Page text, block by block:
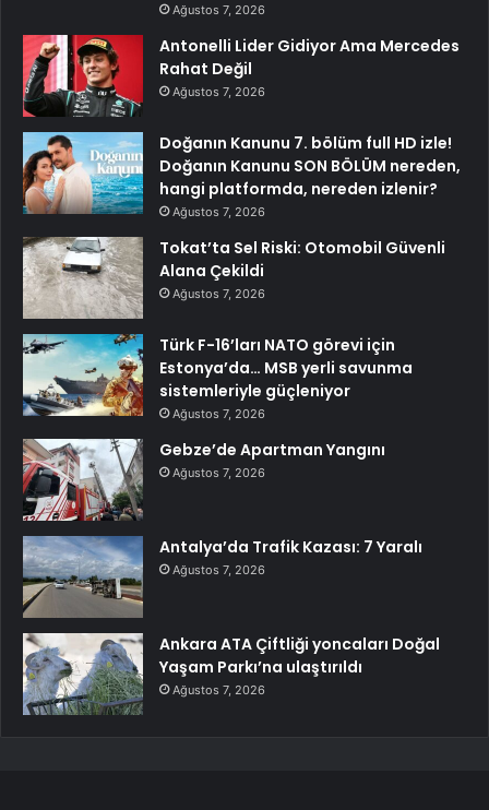
Ağustos 7, 2026
Antonelli Lider Gidiyor Ama Mercedes
Rahat Değil
Ağustos 7, 2026
Doğanın Kanunu 7. bölüm full HD izle!
Doğanın Kanunu SON BÖLÜM nereden,
hangi platformda, nereden izlenir?
Ağustos 7, 2026
Tokat’ta Sel Riski: Otomobil Güvenli
Alana Çekildi
Ağustos 7, 2026
Türk F-16’ları NATO görevi için
Estonya’da… MSB yerli savunma
sistemleriyle güçleniyor
Ağustos 7, 2026
Gebze’de Apartman Yangını
Ağustos 7, 2026
Antalya’da Trafik Kazası: 7 Yaralı
Ağustos 7, 2026
Ankara ATA Çiftliği yoncaları Doğal
Yaşam Parkı’na ulaştırıldı
Ağustos 7, 2026